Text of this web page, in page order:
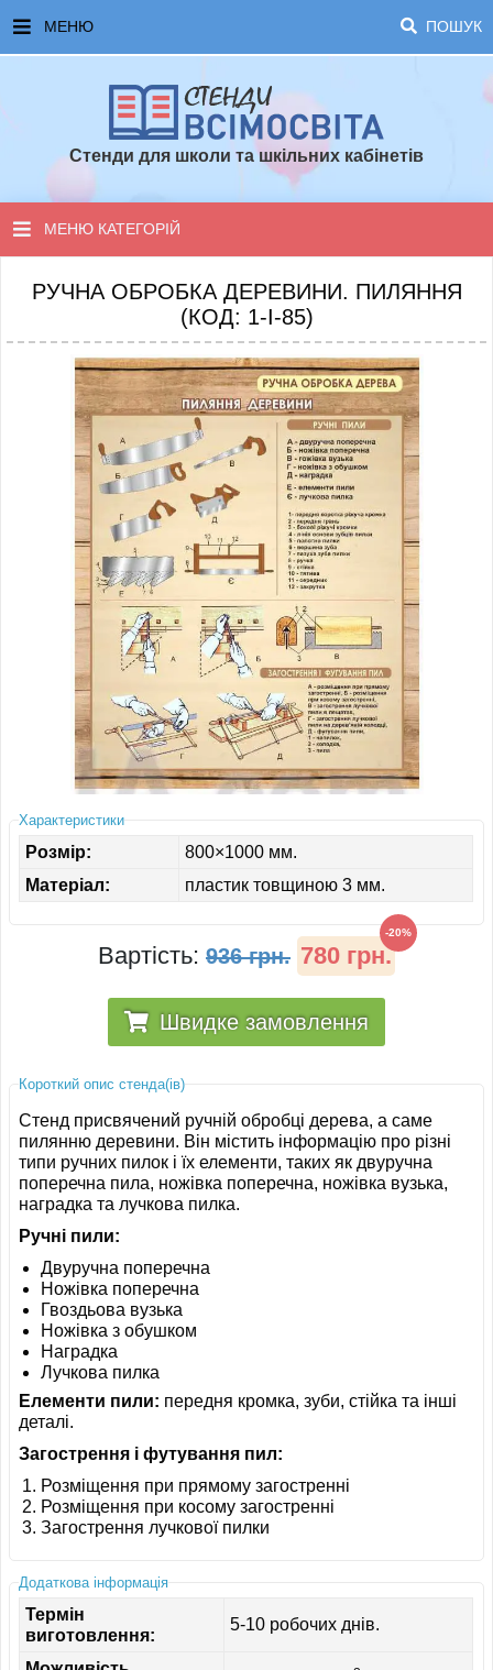
МЕНЮ ПОШУК
ЧАСТІ ЗАПИТАННЯ ТА ВІДПОВІДІ
ТОПОВІ ПРОПОЗИЦІЇ
Стенди для школи та шкільних кабінетів
МЕНЮ КАТЕГОРІЙ
СТЕНДИ ДЛЯ НУШ
СТЕНДИ ДЛЯ ПОЧАТКОВОЇ ШКОЛИ
СТЕНДИ ДЛЯ КАБІНЕТІВ
СТЕНДИ ДЛЯ ШКОЛИ
РУЧНА ОБРОБКА ДЕРЕВИНИ. ПИЛЯННЯ
(КОД: 1-І-85)
Характеристики
Розмір:
800×1000 мм.
Матеріал:
пластик товщиною 3 мм.
Вартість: 936 грн. 780 грн.
-20%
Швидке замовлення
Короткий опис стенда(ів)
Стенд присвячений ручній обробці дерева, а саме
пилянню деревини. Він містить інформацію про різні
типи ручних пилок і їх елементи, таких як двуручна
поперечна пила, ножівка поперечна, ножівка вузька,
наградка та лучкова пилка.
Ручні пили:
Двуручна поперечна
Ножівка поперечна
Гвоздьова вузька
Ножівка з обушком
Наградка
Лучкова пилка
Елементи пили: передня кромка, зуби, стійка та інші
деталі.
Загострення і футування пил:
Розміщення при прямому загостренні
Розміщення при косому загостренні
Загострення лучкової пилки
Додаткова інформація
Термін
виготовлення:
5-10 робочих днів.